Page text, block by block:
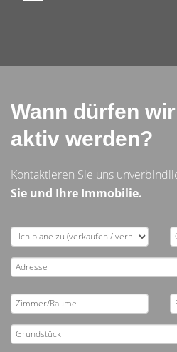
Wann dürfen
aktiv werden?
Kontaktieren Sie uns
Sie und Ihre Immobilie.